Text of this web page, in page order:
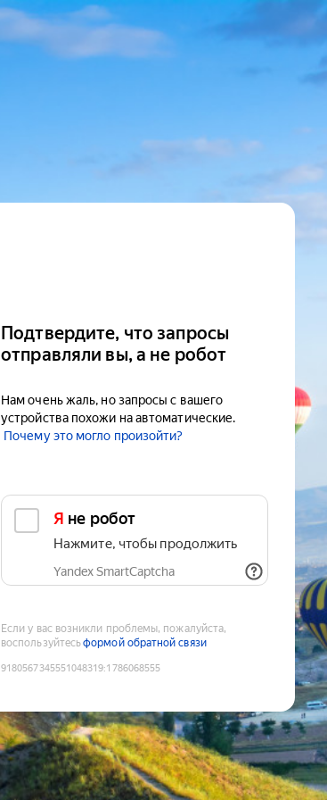
Подтвердите, что запросы
отправляли вы, а не робот
Нам очень жаль, но запросы с вашего
устройства похожи на автоматические.
Почему это могло произойти?
Я не робот
Нажмите, чтобы продолжить
Yandex SmartCaptcha
Если у вас возникли проблемы, пожалуйста,
воспользуйтесьформой обратной связи
9180567345551048319:1786068555